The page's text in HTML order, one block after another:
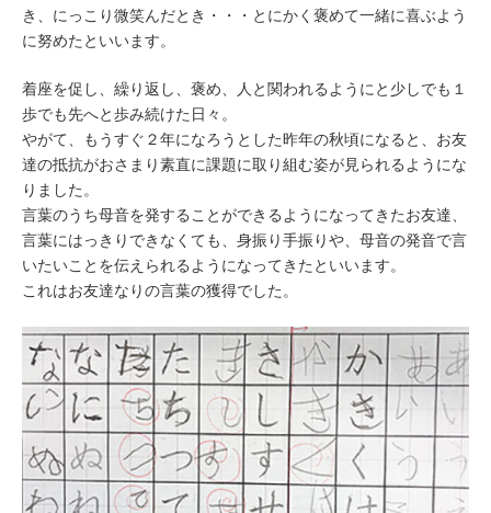
き、にっこり微笑んだとき・・・とにかく褒めて一緒に喜ぶよう
に努めたといいます。
着座を促し、繰り返し、褒め、人と関われるようにと少しでも１
歩でも先へと歩み続けた日々。
やがて、もうすぐ２年になろうとした昨年の秋頃になると、お友
達の抵抗がおさまり素直に課題に取り組む姿が見られるようにな
りました。
言葉のうち母音を発することができるようになってきたお友達、
言葉にはっきりできなくても、身振り手振りや、母音の発音で言
いたいことを伝えられるようになってきたといいます。
これはお友達なりの言葉の獲得でした。